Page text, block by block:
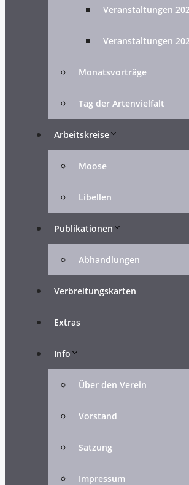
Veranstaltungen
Veranstaltungen
Monatsvorträge
Tag der Artenvielfalt
Arbeitskreise
Moose
Libellen
Publikationen
Abhandlungen
Verbreitungskarten
Extras
Info
Über den Verein
Vorstand
Satzung
Impressum